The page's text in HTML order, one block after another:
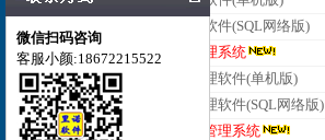
里诺仓库管理软件(SQL网络版)
里诺云仓库管理系统
里诺进销存管理软件(单机版)
里诺进销存管理软件(SQL网络版)
里诺云进销存管理系统
微信扫码咨询
客服小颜:18672215522